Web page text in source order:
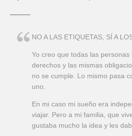
———
NO A LAS ETIQUETAS, SÍ A
Yo creo que todas las
derechos y las mismas
no se cumple. Lo mismo pasa
uno.
En mi caso mi sueño era
viajar. Pero a mi familia, que
gustaba mucho la idea y les